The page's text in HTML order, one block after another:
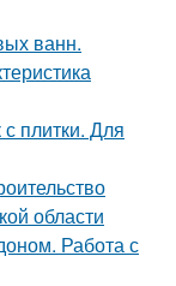
ванн.
плитки. Для
области
Работа с